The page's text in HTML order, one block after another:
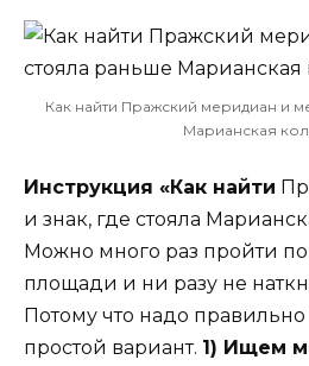
Как найти Пражский меридиан и
Марианская
Инструкция «Как найти
и знак, где стояла
Можно много раз пройти по
площади и ни разу не
Потому что надо
простой вариант. 1) Ищем